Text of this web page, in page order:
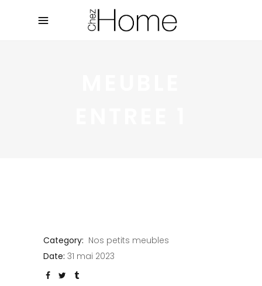
Category: Nos petits meubles
Date: 31 mai 2023